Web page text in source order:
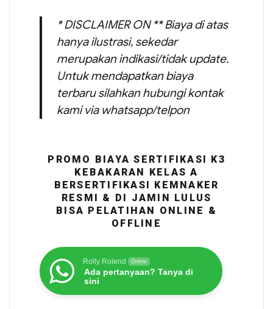
* DISCLAIMER ON ** Biaya di atas
hanya ilustrasi, sekedar
merupakan indikasi/tidak update.
Untuk mendapatkan biaya
terbaru silahkan hubungi kontak
kami via whatsapp/telpon
PROMO BIAYA SERTIFIKASI K3
KEBAKARAN KELAS A
BERSERTIFIKASI KEMNAKER
RESMI & DI JAMIN LULUS
BISA PELATIHAN ONLINE &
OFFLINE
Rolly Rolend Online
Ada pertanyaan? Tanya di
sini